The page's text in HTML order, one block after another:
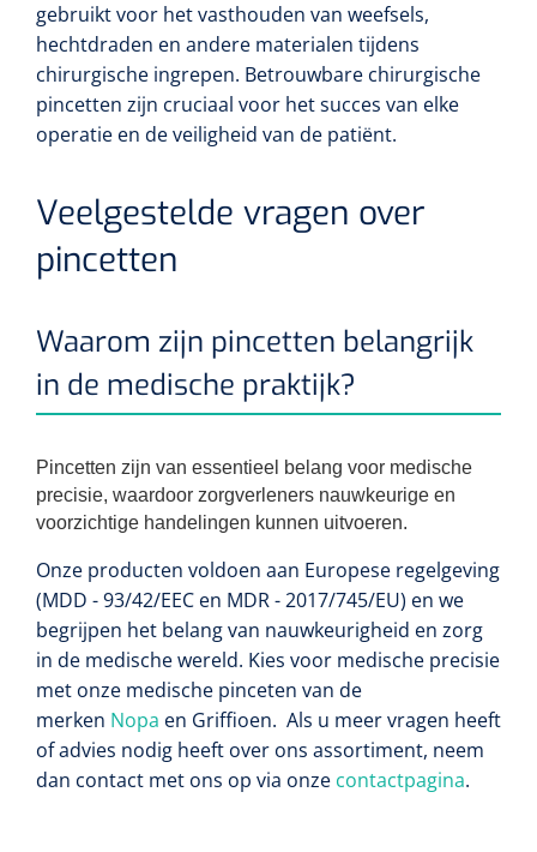
gebruikt voor het vasthouden van weefsels,
hechtdraden en andere materialen tijdens
chirurgische ingrepen. Betrouwbare chirurgische
pincetten zijn cruciaal voor het succes van elke
operatie en de veiligheid van de patiënt.
Veelgestelde vragen over
pincetten
Waarom zijn pincetten belangrijk
in de medische praktijk?
Pincetten zijn van essentieel belang voor medische
precisie, waardoor zorgverleners nauwkeurige en
voorzichtige handelingen kunnen uitvoeren.
Onze producten voldoen aan Europese regelgeving
(MDD - 93/42/EEC en MDR - 2017/745/EU) en we
begrijpen het belang van nauwkeurigheid en zorg
in de medische wereld. Kies voor medische precisie
met onze medische pinceten van de
merken Nopa en Griffioen. Als u meer vragen heeft
of advies nodig heeft over ons assortiment, neem
dan contact met ons op via onze contactpagina.